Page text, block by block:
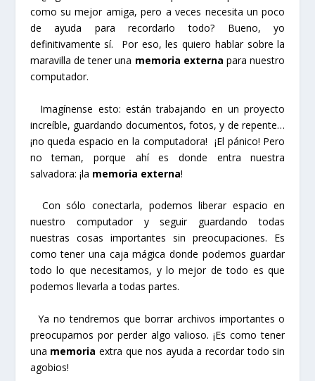
como su mejor amiga, pero a veces necesita un poco
de ayuda para recordarlo todo? Bueno, yo
definitivamente sí. Por eso, les quiero hablar sobre la
maravilla de tener una memoria externa para nuestro
computador.
Imagínense esto: están trabajando en un proyecto
increíble, guardando documentos, fotos, y de repente…
¡no queda espacio en la computadora! ¡El pánico! Pero
no teman, porque ahí es donde entra nuestra
salvadora: ¡la memoria externa!
Con sólo conectarla, podemos liberar espacio en
nuestro computador y seguir guardando todas
nuestras cosas importantes sin preocupaciones. Es
como tener una caja mágica donde podemos guardar
todo lo que necesitamos, y lo mejor de todo es que
podemos llevarla a todas partes.
Ya no tendremos que borrar archivos importantes o
preocuparnos por perder algo valioso. ¡Es como tener
una memoria extra que nos ayuda a recordar todo sin
agobios!